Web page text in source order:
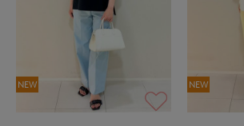
NEW NEW